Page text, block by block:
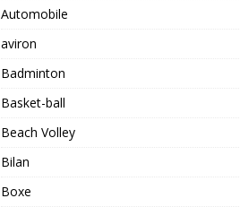
Automobile
aviron
Badminton
Basket-ball
Beach Volley
Bilan
Boxe